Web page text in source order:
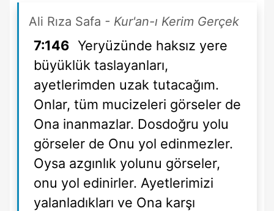
Ali Rıza Safa - Kur'an-ı Kerim Gerçek
7:146 Yeryüzünde haksız yere
büyüklük taslayanları,
ayetlerimden uzak tutacağım.
Onlar, tüm mucizeleri görseler de
Ona inanmazlar. Dosdoğru yolu
görseler de Onu yol edinmezler.
Oysa azgınlık yolunu görseler,
onu yol edinirler. Ayetlerimizi
yalanladıkları ve Ona karşı